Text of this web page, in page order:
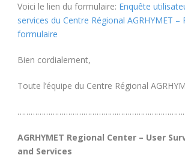
Voici le lien du formulaire: Enquête
services du Centre Régional AGRHYMET –
formulaire
Bien cordialement,
Toute l’équipe du Centre Régional
AGRHYMET Regional Center – User
and Services